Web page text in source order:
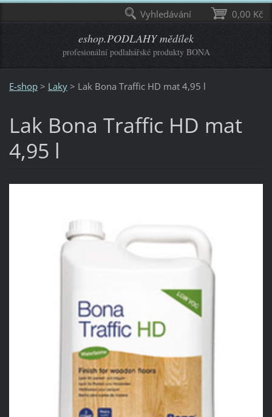
eshop.PODLAHY mědílek
profesionální podlahářské produkty BONA
E-shop > Laky > Lak Bona Traffic HD mat 4,95 l
Lak Bona Traffic HD mat
4,95 l
0,00 Kč
Vyhledávání